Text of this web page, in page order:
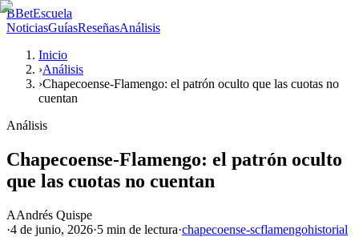
BBetEscuela
NoticiasGuíasReseñasAnálisis
Inicio
›Análisis
›Chapecoense-Flamengo: el patrón oculto que las cuotas no
cuentan
Análisis
Chapecoense-Flamengo: el patrón oculto
que las cuotas no cuentan
AAndrés Quispe
·4 de junio, 2026·5 min de lectura·chapecoense-scflamengohistorial